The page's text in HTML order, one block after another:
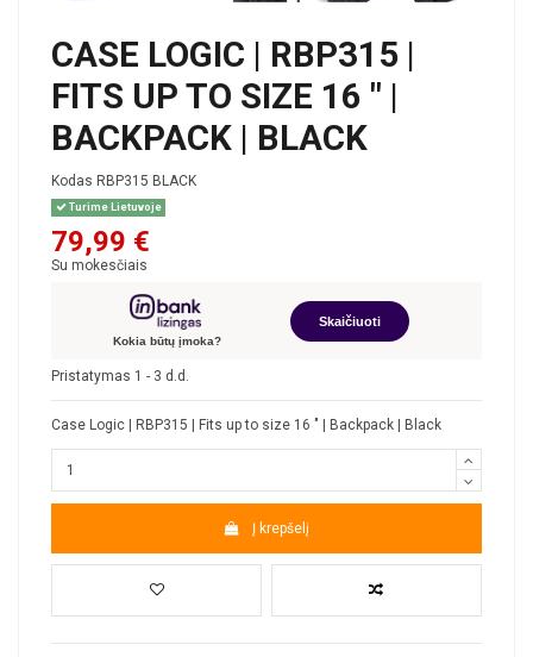
CASE LOGIC | RBP315 |
FITS UP TO SIZE 16 " |
BACKPACK | BLACK
Kodas RBP315 BLACK
Turime Lietuvoje
79,99 €
Su mokesčiais
Kokia būtų įmoka?
Skaičiuoti
Pristatymas 1 - 3 d.d.
Case Logic | RBP315 | Fits up to size 16 " | Backpack | Black
Į krepšelį